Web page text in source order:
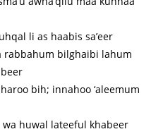
li as haabis sa’eer
rabbahum bilghaibi lahum
bih; innahoo ‘aleemum
wa huwal lateeful khabeer